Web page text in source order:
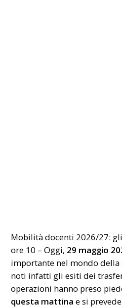
Mobilità docenti 2026/27:
ore 10 – Oggi, 29 maggio
importante nel mondo della
noti infatti gli esiti dei
operazioni hanno preso
questa mattina e si